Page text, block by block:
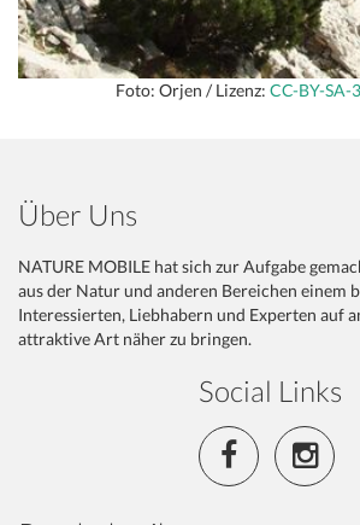
Foto: Orjen / Lizenz: CC-BY-SA-
Über Uns
NATURE MOBILE hat sich zur Aufgabe
aus der Natur und anderen Bereichen einem
Interessierten, Liebhabern und Experten auf
attraktive Art näher zu bringen.
Social Links